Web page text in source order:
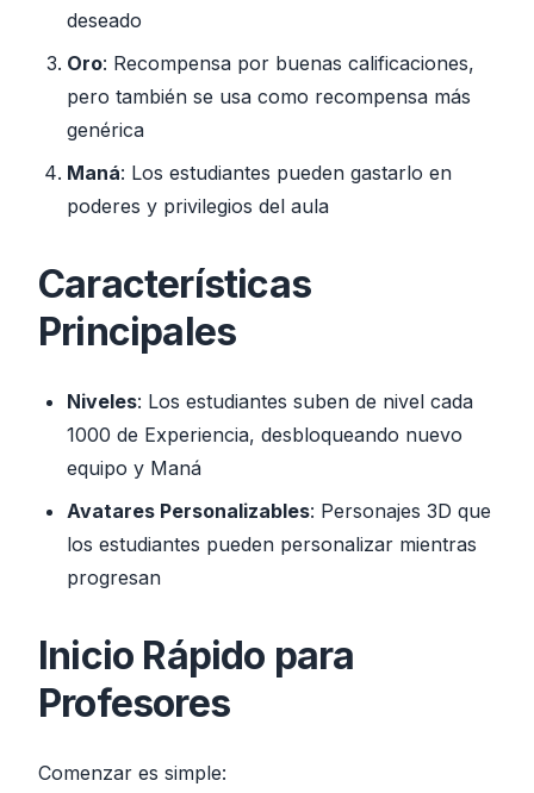
deseado
Oro: Recompensa por buenas calificaciones,
pero también se usa como recompensa más
genérica
Maná: Los estudiantes pueden gastarlo en
poderes y privilegios del aula
Características
Principales
Niveles: Los estudiantes suben de nivel cada
1000 de Experiencia, desbloqueando nuevo
equipo y Maná
Avatares Personalizables: Personajes 3D que
los estudiantes pueden personalizar mientras
progresan
Inicio Rápido para
Profesores
Comenzar es simple: